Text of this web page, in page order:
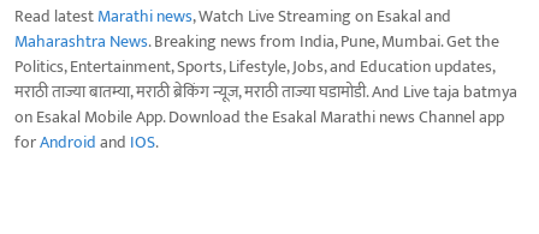
Read latestMarathi news, Watch Live Streaming on Esakal and
Maharashtra News. Breaking news from India, Pune, Mumbai. Get the
Politics, Entertainment, Sports, Lifestyle, Jobs, and Education updates,
मराठी ताज्या बातम्या, मराठी ब्रेकिंग न्यूज, मराठी ताज्या घडामोडी. And Live taja batmya
on Esakal Mobile App. Download the Esakal Marathi news Channel app
forAndroidand IOS.